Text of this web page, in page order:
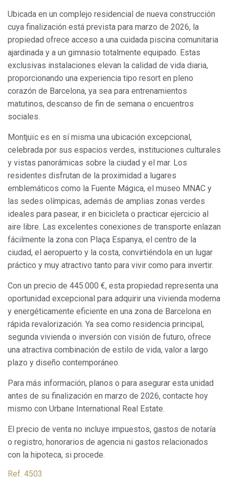
Ubicada en un complejo residencial de nueva construcción
cuya finalización está prevista para marzo de 2026, la
propiedad ofrece acceso a una cuidada piscina comunitaria
ajardinada y a un gimnasio totalmente equipado. Estas
exclusivas instalaciones elevan la calidad de vida diaria,
proporcionando una experiencia tipo resort en pleno
corazón de Barcelona, ya sea para entrenamientos
matutinos, descanso de fin de semana o encuentros
sociales.
Montjuïc es en sí misma una ubicación excepcional,
celebrada por sus espacios verdes, instituciones culturales
y vistas panorámicas sobre la ciudad y el mar. Los
residentes disfrutan de la proximidad a lugares
emblemáticos como la Fuente Mágica, el museo MNAC y
las sedes olímpicas, además de amplias zonas verdes
ideales para pasear, ir en bicicleta o practicar ejercicio al
aire libre. Las excelentes conexiones de transporte enlazan
fácilmente la zona con Plaça Espanya, el centro de la
ciudad, el aeropuerto y la costa, convirtiéndola en un lugar
práctico y muy atractivo tanto para vivir como para invertir.
Con un precio de 445.000 €, esta propiedad representa una
oportunidad excepcional para adquirir una vivienda moderna
y energéticamente eficiente en una zona de Barcelona en
rápida revalorización. Ya sea como residencia principal,
segunda vivienda o inversión con visión de futuro, ofrece
una atractiva combinación de estilo de vida, valor a largo
plazo y diseño contemporáneo.
Para más información, planos o para asegurar esta unidad
antes de su finalización en marzo de 2026, contacte hoy
mismo con Urbane International Real Estate.
El precio de venta no incluye impuestos, gastos de notaría
o registro, honorarios de agencia ni gastos relacionados
con la hipoteca, si procede.
Ref. 4503
Modificar cookies
Técnicas y funcionales
Siempre activas
información con la finalidad de mejorar nuestros servicios.
Si continua navegando, supone la aceptación de la
instalación de las mismas. El usuario tiene la posibilidad
de configurar su navegador pudiendo, si así lo desea,
impedir que sean instaladas en su disco duro, aunque
deberá tener en cuenta que dicha acción podrá ocasionar
dificultades de navegación de la página web.
Analíticas y personalización
Permiten realizar el seguimiento y análisis del
comportamiento de los usuarios de este sitio web. La
información recogida mediante este tipo de cookies se
utiliza en la medición de la actividad de la web para la
elaboración de perfiles de navegación de los usuarios con
el fin de introducir mejoras en función del análisis de los
guardar la información de preferencia del usuario para
mejorar la calidad de nuestros servicios y para ofrecer una
mejor experiencia a través de productos recomendados.
Marketing y publicidad
Estas cookies son utilizadas para almacenar información
sobre las preferencias y elecciones personales del usuario
a través de la observación continuada de sus hábitos de
navegación. Gracias a ellas, podemos conocer los hábitos
relacionada con el perfil de navegación del usuario.